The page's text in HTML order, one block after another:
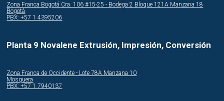
Zona Franca Bogotá Cra. 106 #15-25 - Bodega 2 Bloque 121A Manzana 18
Bogotá
PBX: +57 1 4395206
Planta 9 Novalene Extrusión, Impresión, Conversión
Zona Franca de Occidente - Lote 78A Manzana 10
Mosquera
PBX: +57 1 7940137